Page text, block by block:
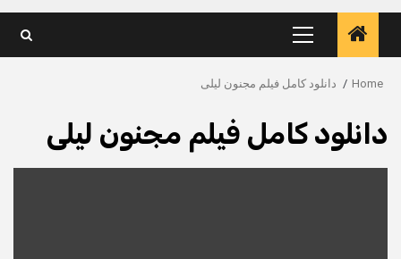
Primary
Menu
Home دانلود کامل فیلم مجنون لیلی
دانلود کامل فیلم مجنون لیلی